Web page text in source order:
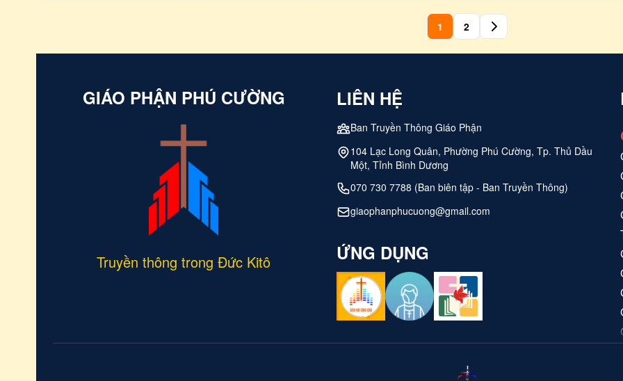
này là đỉnh cao của phụng vụ năm, nơi cộng đoàn tín hữu
nhau tưởng niệm và mừng vui trước mầu nhiệm cao cả:
đã từ cõi chết sống lại, chiến thắng sự chết và ban cho
1 2
GIÁO PHẬN PHÚ CƯỜNG
Truyền thông trong Đức Kitô
LIÊN HỆ
Ban Truyền Thông Giáo Phận
104 Lạc Long Quân, Phường Phú Cường, Tp. Thủ Dầu
Một, Tỉnh Bình Dương
070 730 7788 (Ban biên tập - Ban Truyền Thông)
giaophanphucuong@gmail.com
ỨNG DỤNG